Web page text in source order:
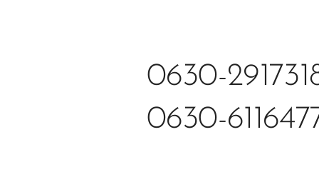
0630-
0630-